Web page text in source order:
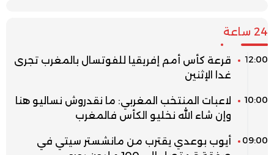
24 ساعة
12:00
قرعة كأس أمم إفريقيا للفوتسال بالمغرب تجرى
غدا الإثنين
10:00
لاعبات المنتخب المغربي: ما نقدروش نساليو هنا
وإن شاء الله نخليو الكأس فالمغرب
09:00
أيوب بوعدي يقترب من مانشستر سيتي في